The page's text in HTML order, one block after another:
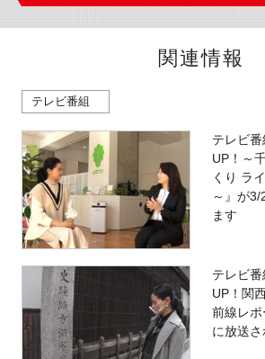
関連情報
テレビ番組
テレビ
UP！～
くり ラ
～』が
ます
テレビ
UP！関
前線レポ
に放送